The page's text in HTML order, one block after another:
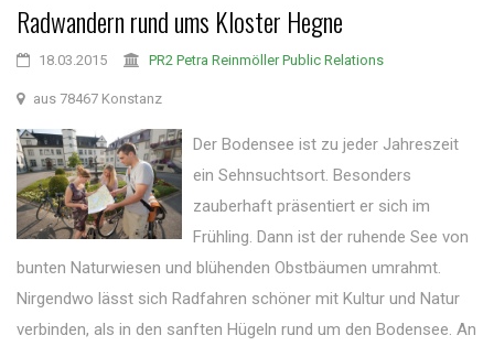
Radwandern rund ums Kloster Hegne
18.03.2015 PR2 Petra Reinmöller Public Relations
aus 78467 Konstanz
Der Bodensee ist zu jeder Jahreszeit
ein Sehnsuchtsort. Besonders
zauberhaft präsentiert er sich im
Frühling. Dann ist der ruhende See von
bunten Naturwiesen und blühenden Obstbäumen umrahmt.
Nirgendwo lässt sich Radfahren schöner mit Kultur und Natur
verbinden, als in den sanften Hügeln rund um den Bodensee. An